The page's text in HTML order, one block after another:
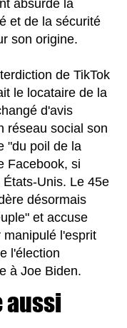
absurde la
et de la sécurité
son origine.
de TikTok
le locataire de la
d'avis
réseau social son
"du poil de la
Facebook, si
Unis. Le 45e
désormais
et accuse
l'esprit
l'élection
à Joe Biden.
aussi